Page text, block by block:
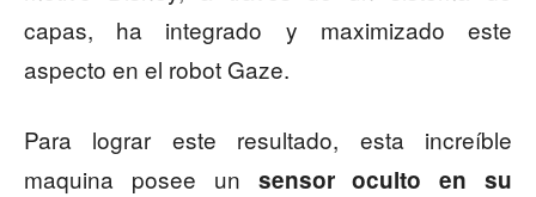
capas, ha integrado y maximizado este
aspecto en el robot Gaze.
Para lograr este resultado, esta increíble
maquina posee un sensor oculto en su